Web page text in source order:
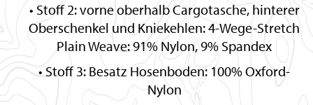
Stoff 2: vorne oberhalb Cargotasche, hinterer
Oberschenkel und Kniekehlen: 4-Wege-Stretch
Plain Weave: 91% Nylon, 9% Spandex
Stoff 3: Besatz Hosenboden: 100% Oxford-
Nylon